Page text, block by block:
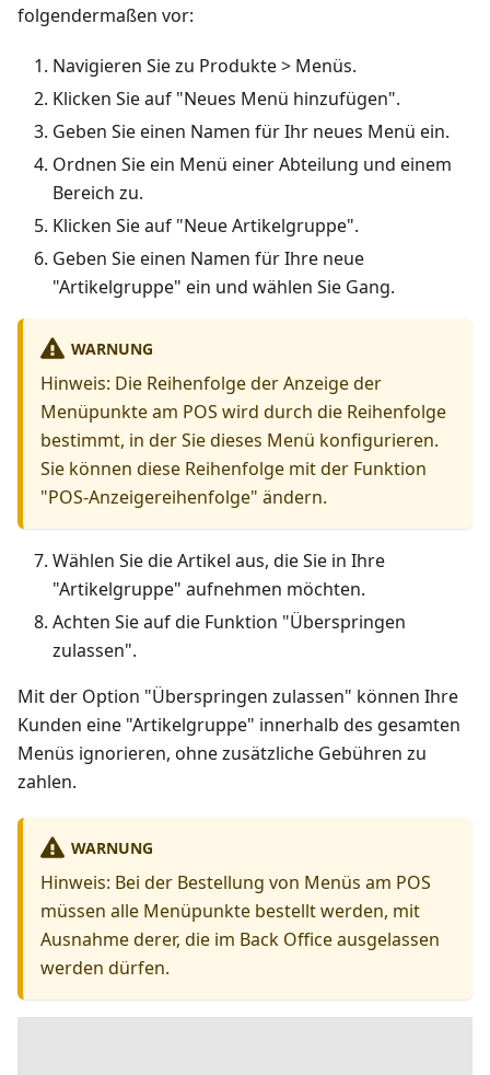
folgendermaßen vor:
Navigieren Sie zu Produkte > Menüs.
Klicken Sie auf "Neues Menü hinzufügen".
Geben Sie einen Namen für Ihr neues Menü ein.
Ordnen Sie ein Menü einer Abteilung und einem
Bereich zu.
Klicken Sie auf "Neue Artikelgruppe".
Geben Sie einen Namen für Ihre neue
"Artikelgruppe" ein und wählen Sie Gang.
WARNUNG
Hinweis: Die Reihenfolge der Anzeige der
Menüpunkte am POS wird durch die Reihenfolge
bestimmt, in der Sie dieses Menü konfigurieren.
Sie können diese Reihenfolge mit der Funktion
"POS-Anzeigereihenfolge" ändern.
Wählen Sie die Artikel aus, die Sie in Ihre
"Artikelgruppe" aufnehmen möchten.
Achten Sie auf die Funktion "Überspringen
zulassen".
Mit der Option "Überspringen zulassen" können Ihre
Kunden eine "Artikelgruppe" innerhalb des gesamten
Menüs ignorieren, ohne zusätzliche Gebühren zu
zahlen.
WARNUNG
Hinweis: Bei der Bestellung von Menüs am POS
müssen alle Menüpunkte bestellt werden, mit
Ausnahme derer, die im Back Office ausgelassen
werden dürfen.